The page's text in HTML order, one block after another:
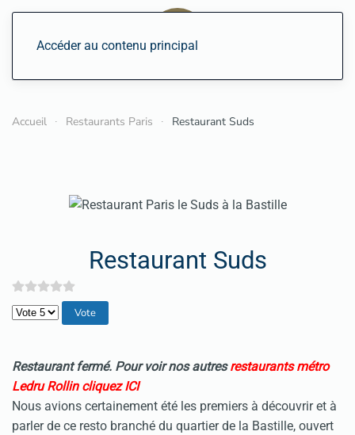
Accéder au contenu principal
Accueil Restaurants Paris Restaurant Suds
Restaurant Suds
Veuillez voter
Restaurant fermé. Pour voir nos autresrestaurants métro
Ledru Rollin cliquez ICI
Nous avions certainement été les premiers à découvrir et à
parler de ce resto branché du quartier de la Bastille, ouvert